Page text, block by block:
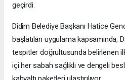
geçirdi.
Didim Belediye Başkanı Hatice
başlatılan uygulama kapsamında,
tespitler doğrultusunda belirlenen
içi her sabah sağlıklı ve dengeli